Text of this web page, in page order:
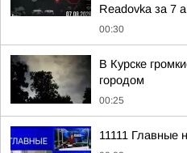
Readovka за 7
00:30
В Курске
городом
00:25
11111 Главные